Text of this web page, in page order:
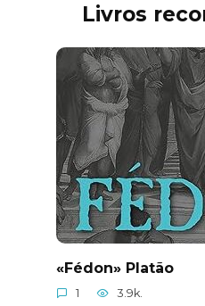
Livros
«Fédon» Platão
1 3.9k.